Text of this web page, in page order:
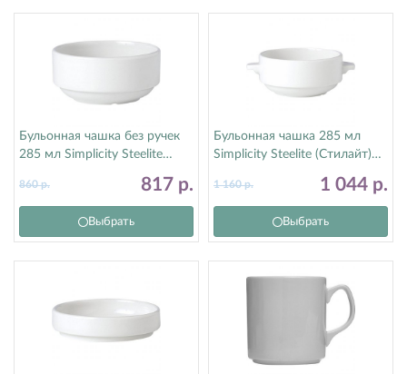
Бульонная чашка без ручек
285 мл Simplicity Steelite
817 р.
860р.
Выбрать
Бульонная чашка 285 мл
Simplicity Steelite (Стилайт)
1 044 р.
1 160р.
Выбрать